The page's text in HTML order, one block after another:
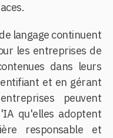
langage continuent
les entreprises de
dans leurs
et en gérant
peuvent
qu'elles adoptent
responsable et